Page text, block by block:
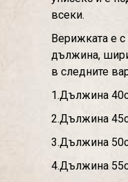
всеки.
Верижката е
дължина,
в следните
1.Дължина
2.Дължина
3.Дължина
4.Дължина